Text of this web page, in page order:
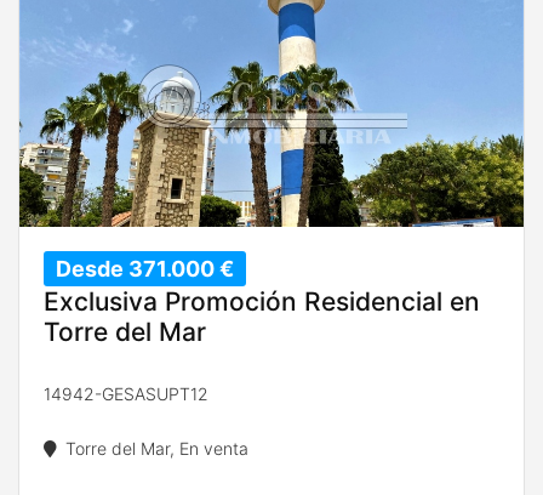
Desde 371.000 €
Exclusiva Promoción Residencial en
Torre del Mar
14942-GESASUPT12
Torre del Mar, En venta